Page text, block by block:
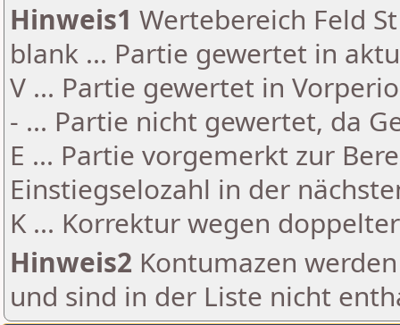
Hinweis1 Wertebereich Feld
blank ... Partie gewertet in
V ... Partie gewertet in
- ... Partie nicht gewertet, da
E ... Partie vorgemerkt zur
Einstiegselozahl in der
K ... Korrektur wegen
Hinweis2 Kontumazen
und sind in der Liste nicht